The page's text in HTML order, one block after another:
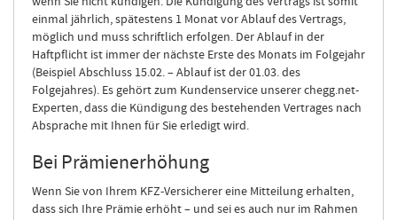
einmal jährlich, spätestens 1 Monat vor Ablauf des Vertrags,
möglich und muss schriftlich erfolgen. Der Ablauf in der
Haftpflicht ist immer der nächste Erste des Monats im Folgejahr
(Beispiel Abschluss 15.02. – Ablauf ist der 01.03. des
Folgejahres). Es gehört zum Kundenservice unserer chegg.net-
Experten, dass die Kündigung des bestehenden Vertrages nach
Absprache mit Ihnen für Sie erledigt wird.
Bei Prämienerhöhung
Wenn Sie von Ihrem KFZ-Versicherer eine Mitteilung erhalten,
dass sich Ihre Prämie erhöht – und sei es auch nur im Rahmen